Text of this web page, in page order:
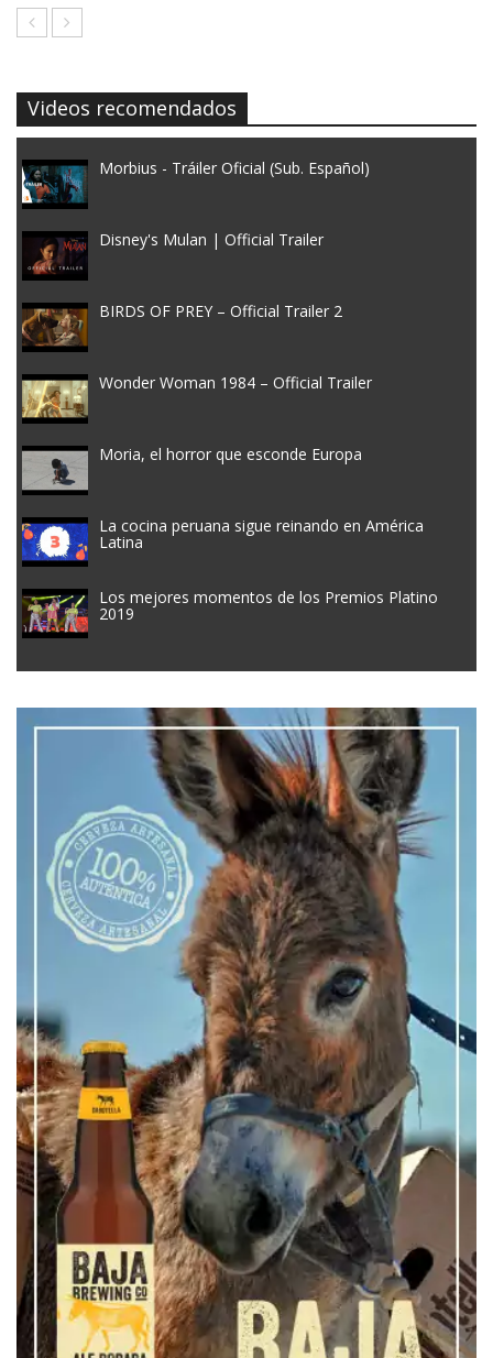
Videos recomendados
Morbius - Tráiler Oficial (Sub. Español)
Disney's Mulan | Official Trailer
BIRDS OF PREY – Official Trailer 2
Wonder Woman 1984 – Official Trailer
Moria, el horror que esconde Europa
La cocina peruana sigue reinando en América
Latina
Los mejores momentos de los Premios Platino
2019